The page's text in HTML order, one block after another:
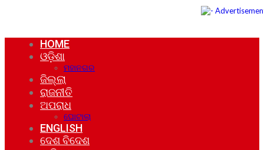
HOME
ଓଡ଼ିଶା
ମହାନଗର
ଜିଲ୍ଲା
ରାଜନୀତି
ଅପରାଧ
ଘୋଟାଲା
ENGLISH
ଦେଶ ବିଦେଶ